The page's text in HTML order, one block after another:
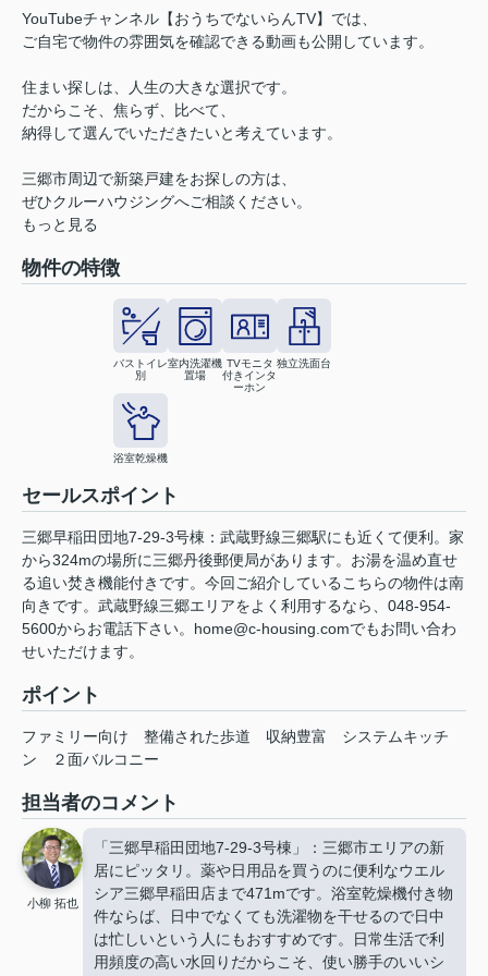
YouTubeチャンネル【おうちでないらんTV】では、
ご自宅で物件の雰囲気を確認できる動画も公開しています。
住まい探しは、人生の大きな選択です。
だからこそ、焦らず、比べて、
納得して選んでいただきたいと考えています。
三郷市周辺で新築戸建をお探しの方は、
ぜひクルーハウジングへご相談ください。
もっと見る
物件の特徴
バストイレ
別
室内洗濯機
置場
TVモニタ
付きインタ
ーホン
独立洗面台
浴室乾燥機
セールスポイント
三郷早稲田団地7-29-3号棟：武蔵野線三郷駅にも近くて便利。家
から324mの場所に三郷丹後郵便局があります。お湯を温め直せ
る追い焚き機能付きです。今回ご紹介しているこちらの物件は南
向きです。武蔵野線三郷エリアをよく利用するなら、048-954-
5600からお電話下さい。home@c-housing.comでもお問い合わ
せいただけます。
ポイント
ファミリー向け 整備された歩道 収納豊富
システムキッチ
ン
２面バルコニー
担当者のコメント
小柳 拓也
「三郷早稲田団地7-29-3号棟」：三郷市エリアの新
居にピッタリ。薬や日用品を買うのに便利なウエル
シア三郷早稲田店まで471mです。浴室乾燥機付き物
件ならば、日中でなくても洗濯物を干せるので日中
は忙しいという人にもおすすめです。日常生活で利
用頻度の高い水回りだからこそ、使い勝手のいいシ